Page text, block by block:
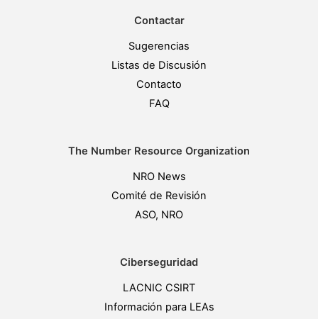
Contactar
Sugerencias
Listas de Discusión
Contacto
FAQ
The Number Resource Organization
NRO News
Comité de Revisión
ASO, NRO
Ciberseguridad
LACNIC CSIRT
Información para LEAs